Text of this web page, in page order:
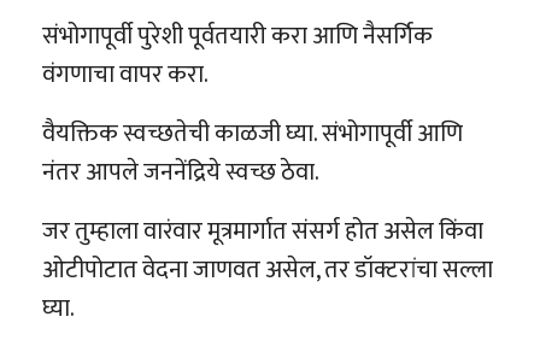
संभोगापूर्वी पुरेशी पूर्वतयारी करा आणि नैसर्गिक
वंगणाचा वापर करा.
वैयक्तिक स्वच्छतेची काळजी घ्या. संभोगापूर्वी आणि
नंतर आपले जननेंद्रिये स्वच्छ ठेवा.
जर तुम्हाला वारंवार मूत्रमार्गात संसर्ग होत असेल किंवा
ओटीपोटात वेदना जाणवत असेल, तर डॉक्टरांचा सल्ला
घ्या.